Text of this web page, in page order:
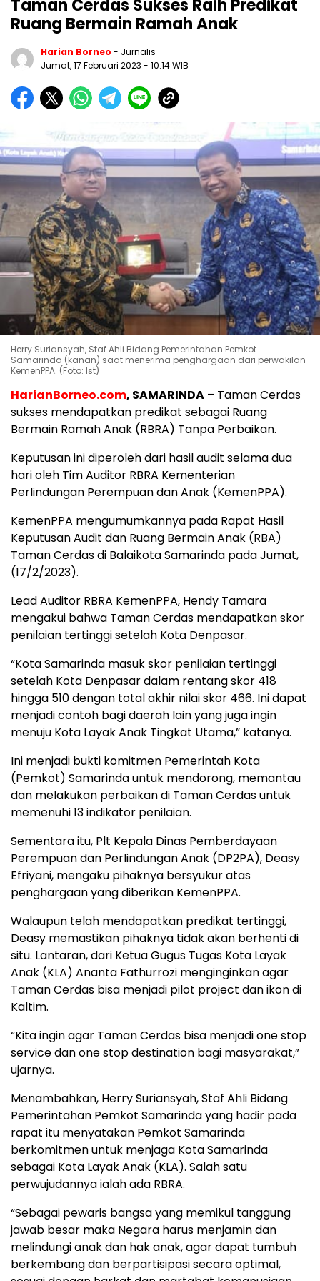
Taman Cerdas Sukses Raih Predikat
Ruang Bermain Ramah Anak
Harian Borneo - Jurnalis
Jumat, 17 Februari 2023 - 10:14 WIB
Herry Suriansyah, Staf Ahli Bidang Pemerintahan Pemkot
Samarinda (kanan) saat menerima penghargaan dari perwakilan
KemenPPA. (Foto: Ist)
HarianBorneo.com, SAMARINDA – Taman Cerdas
sukses mendapatkan predikat sebagai Ruang
Bermain Ramah Anak (RBRA) Tanpa Perbaikan.
Keputusan ini diperoleh dari hasil audit selama dua
hari oleh Tim Auditor RBRA Kementerian
Perlindungan Perempuan dan Anak (KemenPPA).
KemenPPA mengumumkannya pada Rapat Hasil
Keputusan Audit dan Ruang Bermain Anak (RBA)
Taman Cerdas di Balaikota Samarinda pada Jumat,
(17/2/2023).
Lead Auditor RBRA KemenPPA, Hendy Tamara
mengakui bahwa Taman Cerdas mendapatkan skor
penilaian tertinggi setelah Kota Denpasar.
“Kota Samarinda masuk skor penilaian tertinggi
setelah Kota Denpasar dalam rentang skor 418
hingga 510 dengan total akhir nilai skor 466. Ini dapat
menjadi contoh bagi daerah lain yang juga ingin
menuju Kota Layak Anak Tingkat Utama,” katanya.
Ini menjadi bukti komitmen Pemerintah Kota
(Pemkot) Samarinda untuk mendorong, memantau
dan melakukan perbaikan di Taman Cerdas untuk
memenuhi 13 indikator penilaian.
Sementara itu, Plt Kepala Dinas Pemberdayaan
Perempuan dan Perlindungan Anak (DP2PA), Deasy
Efriyani, mengaku pihaknya bersyukur atas
penghargaan yang diberikan KemenPPA.
Walaupun telah mendapatkan predikat tertinggi,
Deasy memastikan pihaknya tidak akan berhenti di
situ. Lantaran, dari Ketua Gugus Tugas Kota Layak
Anak (KLA) Ananta Fathurrozi menginginkan agar
Taman Cerdas bisa menjadi pilot project dan ikon di
Kaltim.
“Kita ingin agar Taman Cerdas bisa menjadi one stop
service dan one stop destination bagi masyarakat,”
ujarnya.
Menambahkan, Herry Suriansyah, Staf Ahli Bidang
Pemerintahan Pemkot Samarinda yang hadir pada
rapat itu menyatakan Pemkot Samarinda
berkomitmen untuk menjaga Kota Samarinda
sebagai Kota Layak Anak (KLA). Salah satu
perwujudannya ialah ada RBRA.
“Sebagai pewaris bangsa yang memikul tanggung
jawab besar maka Negara harus menjamin dan
melindungi anak dan hak anak, agar dapat tumbuh
berkembang dan berpartisipasi secara optimal,